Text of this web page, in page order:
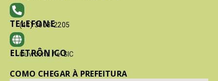
TELEFONE
(41) 3603-2205
ELETRÔNICO
Ouvidoria / e-SIC
COMO CHEGAR À PREFEITURA